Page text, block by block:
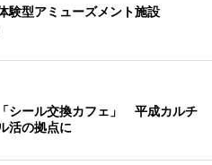
験型アミューズメント施設
シール交換カフェ」 平成カルチ
活の拠点に